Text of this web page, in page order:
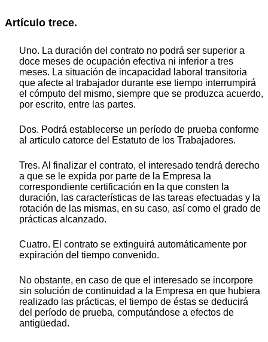
Artículo trece.
Uno. La duración del contrato no podrá ser superior a
doce meses de ocupación efectiva ni inferior a tres
meses. La situación de incapacidad laboral transitoria
que afecte al trabajador durante ese tiempo interrumpirá
el cómputo del mismo, siempre que se produzca acuerdo,
por escrito, entre las partes.
Dos. Podrá establecerse un período de prueba conforme
al artículo catorce del Estatuto de los Trabajadores.
Tres. Al finalizar el contrato, el interesado tendrá derecho
a que se le expida por parte de la Empresa la
correspondiente certificación en la que consten la
duración, las características de las tareas efectuadas y la
rotación de las mismas, en su caso, así como el grado de
prácticas alcanzado.
Cuatro. El contrato se extinguirá automáticamente por
expiración del tiempo convenido.
No obstante, en caso de que el interesado se incorpore
sin solución de continuidad a la Empresa en que hubiera
realizado las prácticas, el tiempo de éstas se deducirá
del período de prueba, computándose a efectos de
antigüedad.